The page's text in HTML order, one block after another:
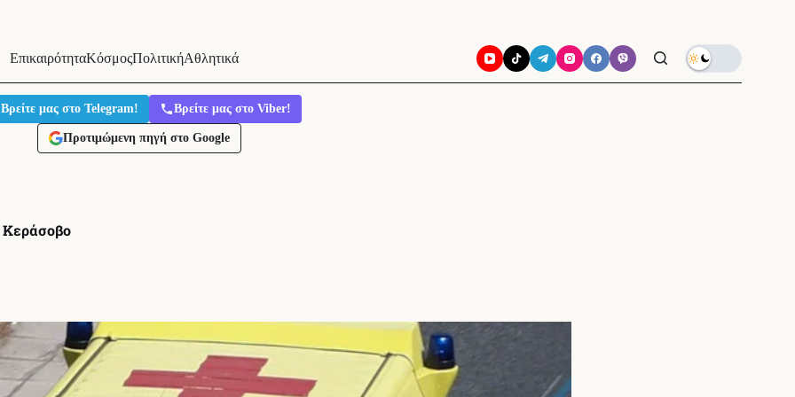
ΕπικαιρότηταΚόσμοςΠολιτικήΑθλητικά
Βρείτε μας στο Telegram! Βρείτε μας στο Viber!
Προτιμώμενη πηγή στο Google
Κεράσοβο